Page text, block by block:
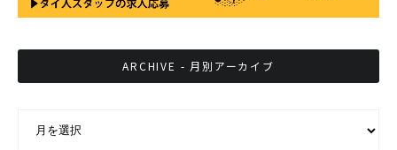
ARCHIVE - 月別アーカイブ